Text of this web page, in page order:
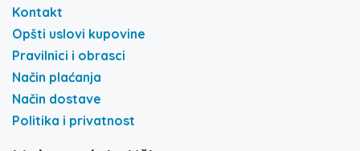
Kontakt
Opšti uslovi kupovine
Pravilnici i obrasci
Način plaćanja
Način dostave
Politika i privatnost